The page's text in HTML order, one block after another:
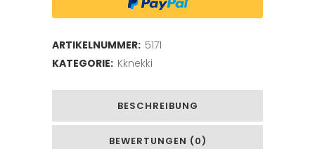
ARTIKELNUMMER: 5171
KATEGORIE: Kknekki
BESCHREIBUNG
BEWERTUNGEN (0)